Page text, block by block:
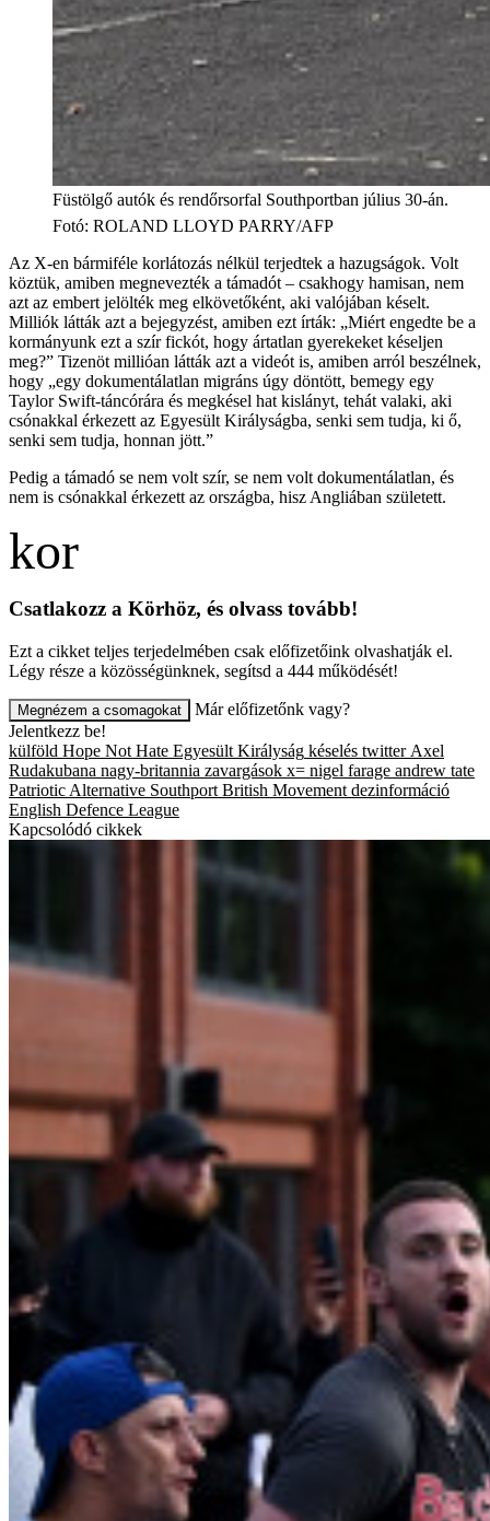
Füstölgő autók és rendőrsorfal Southportban július 30-án.
Fotó: ROLAND LLOYD PARRY/AFP
Az X-en bármiféle korlátozás nélkül terjedtek a hazugságok. Volt
köztük, amiben megnevezték a támadót – csakhogy hamisan, nem
azt az embert jelölték meg elkövetőként, aki valójában késelt.
Milliók látták azt a bejegyzést, amiben ezt írták: „Miért engedte be a
kormányunk ezt a szír fickót, hogy ártatlan gyerekeket késeljen
meg?” Tizenöt millióan látták azt a videót is, amiben arról beszélnek,
hogy „egy dokumentálatlan migráns úgy döntött, bemegy egy
Taylor Swift-táncórára és megkésel hat kislányt, tehát valaki, aki
csónakkal érkezett az Egyesült Királyságba, senki sem tudja, ki ő,
senki sem tudja, honnan jött.”
Pedig a támadó se nem volt szír, se nem volt dokumentálatlan, és
nem is csónakkal érkezett az országba, hisz Angliában született.
Csatlakozz a Körhöz, és olvass tovább!
Ezt a cikket teljes terjedelmében csak előfizetőink olvashatják el.
Légy része a közösségünknek, segítsd a 444 működését!
Megnézem a csomagokat
Már előfizetőnk vagy?
Jelentkezz be!
külföld Hope Not Hate Egyesült Királyság késelés twitter Axel
Rudakubana nagy-britannia zavargások x= nigel farage andrew tate
Patriotic Alternative Southport British Movement dezinformáció
English Defence League
Kapcsolódó cikkek